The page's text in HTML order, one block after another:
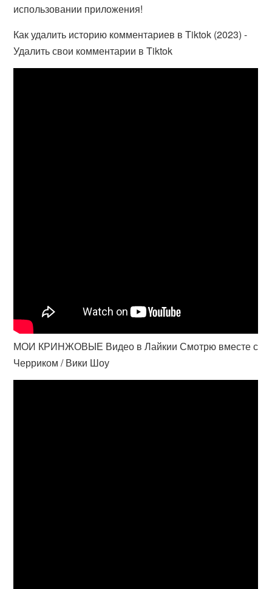
использовании приложения!
Как удалить историю комментариев в Tiktok (2023) -
Удалить свои комментарии в Tiktok
МОИ КРИНЖОВЫЕ Видео в Лайкии Смотрю вместе с
Черриком / Вики Шоу